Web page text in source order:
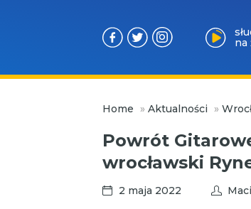
na
Home » Aktualności »
Powrót
wrocławski
2 maja 2022